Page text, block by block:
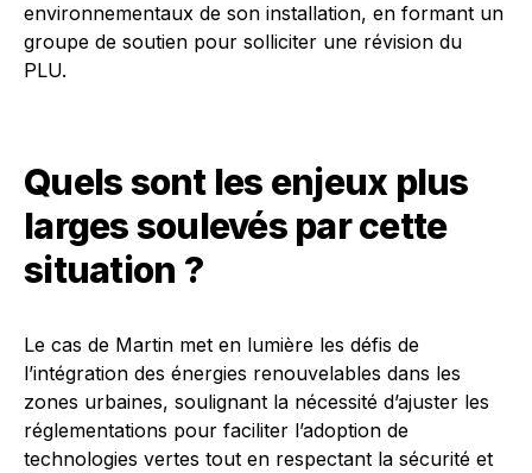
environnementaux de son installation, en formant un
groupe de soutien pour solliciter une révision du
PLU.
Quels sont les enjeux plus
larges soulevés par cette
situation ?
Le cas de Martin met en lumière les défis de
l’intégration des énergies renouvelables dans les
zones urbaines, soulignant la nécessité d’ajuster les
réglementations pour faciliter l’adoption de
technologies vertes tout en respectant la sécurité et